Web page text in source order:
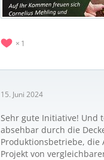
1
15. Juni 2024
Sehr gute Initiative! Und
absehbar durch die
Produktionsbetriebe, die
Projekt von